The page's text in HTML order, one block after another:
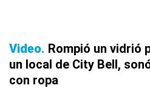
Video Rompió un vidrió
un local de City Bell,
con ropa